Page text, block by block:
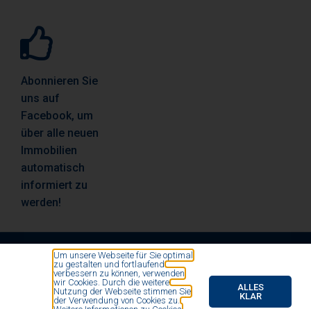
Abonnieren Sie
uns auf
Facebook, um
über alle neuen
Immobilien
automatisch
informiert zu
werden!
© All rights reserved by Vosse Immobilien- und
Finanzierungsmakler 2020
Um unsere Webseite für Sie optimal
zu gestalten und fortlaufend
verbessern zu können, verwenden
wir Cookies. Durch die weitere
Nutzung der Webseite stimmen Sie
der Verwendung von Cookies zu.
ALLES
KLAR